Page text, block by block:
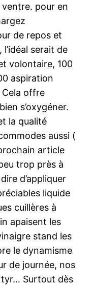
ventre. pour en
de repos et
serait de
volontaire, 100
aspiration
offre
s’oxygéner.
la qualité
aussi (
article
trop près à
d’appliquer
liquide
cuillères à
apaisent les
stand les
le dynamisme
de journée, nos
Surtout dès